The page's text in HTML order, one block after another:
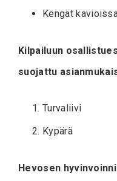
Kengät
Kilpailuun
suojattu
Turvaliivi
Kypärä
Hevosen